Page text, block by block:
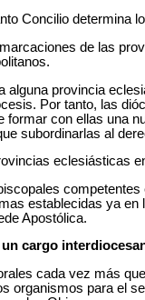
Concilio determina
de las
alguna provincia
Por tanto, las
formar con ellas una
subordinarlas al
eclesiásticas
establecidas ya
Apostólica.
un cargo
cada vez más
organismos para el